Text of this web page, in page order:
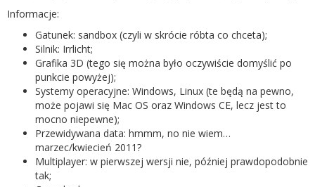
Informacje:
Gatunek: sandbox (czyli w skrócie róbta co chceta);
Silnik: Irrlicht;
Grafika 3D (tego się można było oczywiście domyślić po
punkcie powyżej);
Systemy operacyjne: Windows, Linux (te będą na pewno,
może pojawi się Mac OS oraz Windows CE, lecz jest to
mocno niepewne);
Przewidywana data: hmmm, no nie wiem…
marzec/kwiecień 2011?
Multiplayer: w pierwszej wersji nie, później prawdopodobnie
tak;